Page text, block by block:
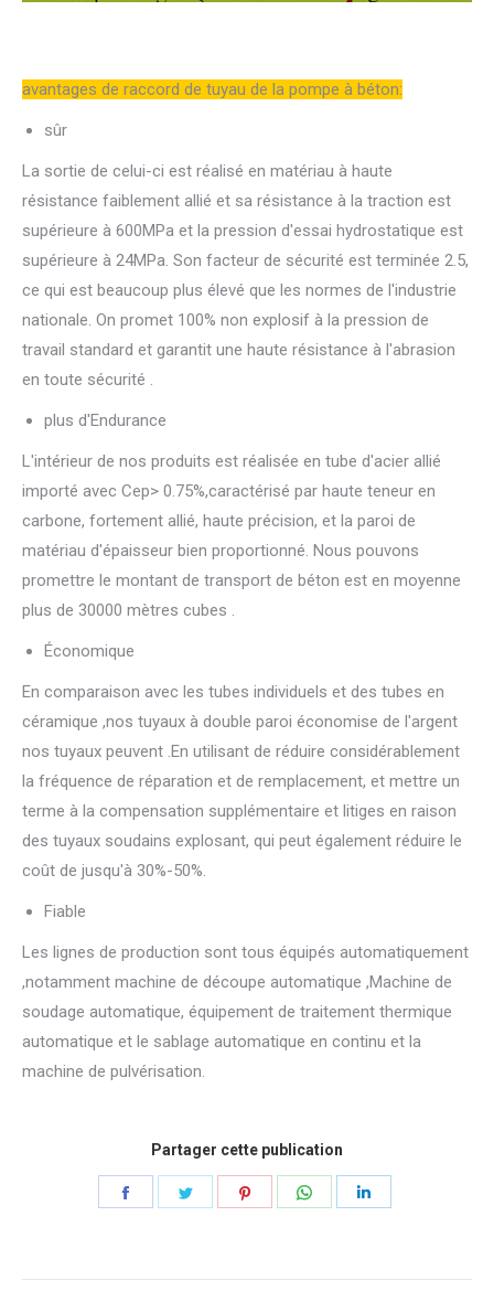
avantages de raccord de tuyau de la pompe à béton:
sûr
La sortie de celui-ci est réalisé en matériau à haute
résistance faiblement allié et sa résistance à la traction est
supérieure à 600MPa et la pression d'essai hydrostatique est
supérieure à 24MPa. Son facteur de sécurité est terminée 2.5,
ce qui est beaucoup plus élevé que les normes de l'industrie
nationale. On promet 100% non explosif à la pression de
travail standard et garantit une haute résistance à l'abrasion
en toute sécurité .
plus d'Endurance
L'intérieur de nos produits est réalisée en tube d'acier allié
importé avec Cep> 0.75%,caractérisé par haute teneur en
carbone, fortement allié, haute précision, et la paroi de
matériau d'épaisseur bien proportionné. Nous pouvons
promettre le montant de transport de béton est en moyenne
plus de 30000 mètres cubes .
Économique
En comparaison avec les tubes individuels et des tubes en
céramique ,nos tuyaux à double paroi économise de l'argent
nos tuyaux peuvent .En utilisant de réduire considérablement
la fréquence de réparation et de remplacement, et mettre un
terme à la compensation supplémentaire et litiges en raison
des tuyaux soudains explosant, qui peut également réduire le
coût de jusqu'à 30%-50%.
Fiable
Les lignes de production sont tous équipés automatiquement
,notamment machine de découpe automatique ,Machine de
soudage automatique, équipement de traitement thermique
automatique et le sablage automatique en continu et la
machine de pulvérisation.
Partager cette publication
Partager Partager Partager Partager